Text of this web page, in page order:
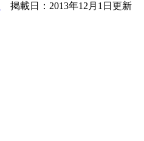
掲載日：2013年12月1日更新